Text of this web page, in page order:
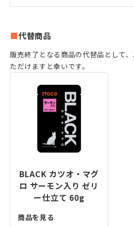
代替商品
販売終了となる商品の代替品として
ただけますと幸いです。
BLACK カツオ・マグ
ロ サーモン入り ゼリ
ー仕立て 60g
商品を見る